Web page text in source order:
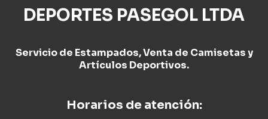
DEPORTES PASEGOL LTDA
Servicio de Estampados, Venta de Camisetas y
Artículos Deportivos.
Horarios de atención: